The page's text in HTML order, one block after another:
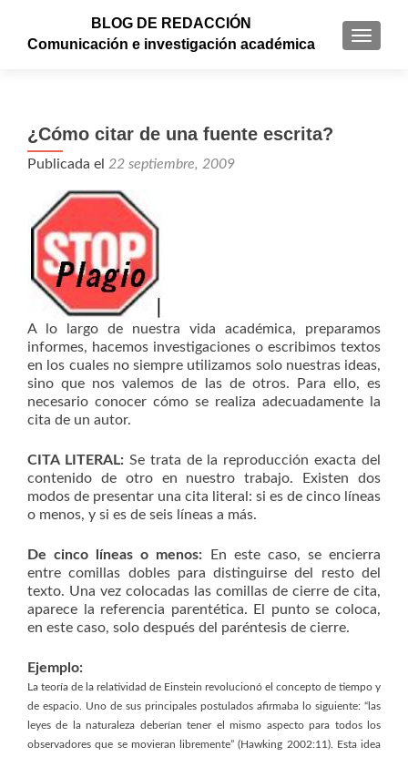
BLOG DE REDACCIÓN
Comunicación e investigación académica
¿Cómo citar de una fuente escrita?
Publicada el 22 septiembre, 2009
A lo largo de nuestra vida académica, preparamos
informes, hacemos investigaciones o escribimos textos
en los cuales no siempre utilizamos solo nuestras ideas,
sino que nos valemos de las de otros. Para ello, es
necesario conocer cómo se realiza adecuadamente la
cita de un autor.
CITA LITERAL:Se trata de la reproducción exacta del
contenido de otro en nuestro trabajo. Existen dos
modos de presentar una cita literal: si es de cinco líneas
o menos, y si es de seis líneas a más.
De cinco líneas o menos: En este caso, se encierra
entre comillas dobles para distinguirse del resto del
texto. Una vez colocadas las comillas de cierre de cita,
aparece la referencia parentética. El punto se coloca,
en este caso, solo después del paréntesis de cierre.
Ejemplo:
La teoría de la relatividad de Einstein revolucionó el concepto de tiempo y
de espacio. Uno de sus principales postulados afirmaba lo siguiente: “las
leyes de la naturaleza deberían tener el mismo aspecto para todos los
observadores que se movieran libremente” (Hawking 2002:11). Esta idea